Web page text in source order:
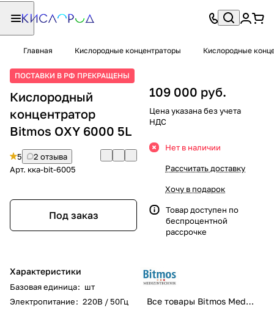
Главная Кислородные концентраторы Кислородные
ПОСТАВКИ В РФ ПРЕКРАЩЕНЫ
Кислородный
концентратор
Bitmos OXY 6000 5L
5
2 отзыва
Арт. кка-bit-6005
Под заказ
Характеристики
Базовая единица: шт
Электропитание: 220В / 50Гц
109 000 руб.
Цена указана без учета
НДС
Нет в наличии
Рассчитать доставку
Хочу в подарок
Товар доступен по
беспроцентной
рассрочке
Все товары Bitmos Medizintechnik GmbH